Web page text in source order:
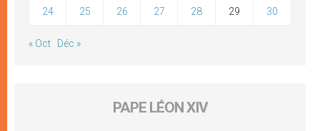
24 25 26 27 28 29 30
« Oct Déc »
PAPE LÉON XIV